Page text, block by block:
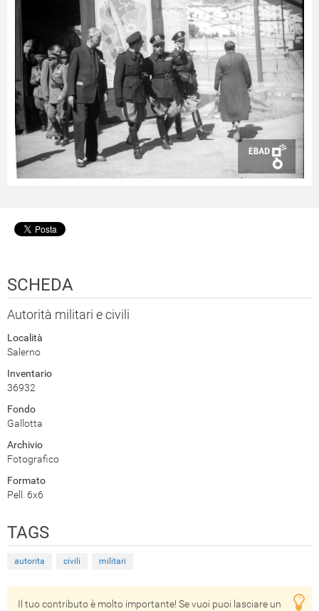
SCHEDA
Autorità militari e civili
Località
Salerno
Inventario
36932
Fondo
Gallotta
Archivio
Fotografico
Formato
Pell. 6x6
TAGS
autorita civili militari
Il tuo contributo è molto importante! Se vuoi puoi lasciare un